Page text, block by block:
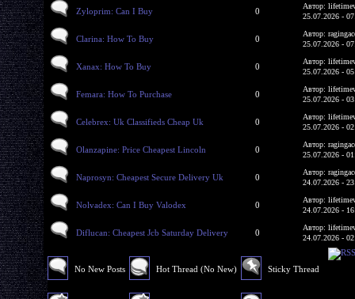
Zyloprim: Can I Buy 0
Автор:
25.07.2026 -
Clarina: How To Buy 0
Автор:
25.07.2026 -
Xanax: How To Buy 0
Автор:
25.07.2026 -
Femara: How To Purchase 0
Автор:
25.07.2026 -
Celebrex: Uk Classifieds Cheap Uk 0
Автор:
25.07.2026 -
Olanzapine: Price Cheapest Lincoln 0
Автор:
25.07.2026 -
Naprosyn: Cheapest Secure Delivery Uk 0
Автор:
24.07.2026 -
Nolvadex: Can I Buy Valodex 0
Автор:
24.07.2026 -
Diflucan: Cheapest Jcb Saturday Delivery 0
Автор:
24.07.2026 -
No New Posts Hot Thread (No New) Sticky Thread